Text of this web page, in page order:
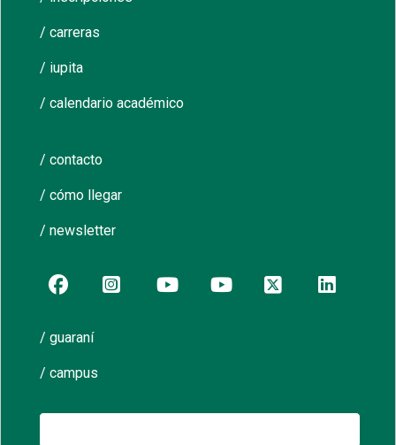
/ carreras
/ iupita
/ calendario académico
/ contacto
/ cómo llegar
/ newsletter
/ guaraní
/ campus
Buscar: